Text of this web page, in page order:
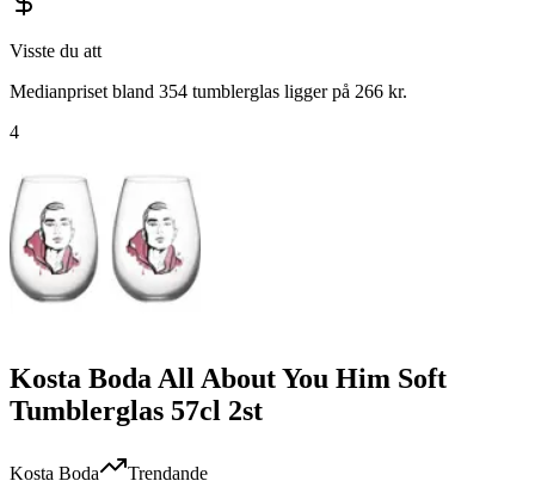
Visste du att
Medianpriset bland 354 tumblerglas ligger på 266 kr.
4
Kosta Boda All About You Him Soft
Tumblerglas 57cl 2st
Kosta Boda Trendande